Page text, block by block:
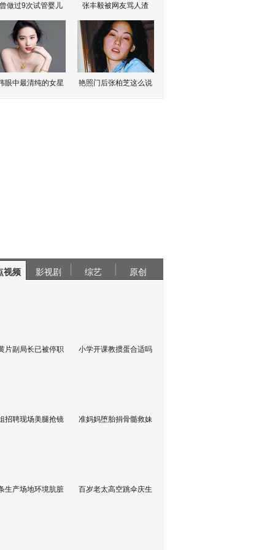
做过9次试管婴儿 张丰毅被网友骂人渣
眼中最清纯的女星 艳照门后张柏芝这么说
视频 影视剧 综艺 原创
片副局长已被停职 小学开课教掼蛋合适吗
招聘现场美腿抢镜 准妈妈堕胎捐骨髓救妹
生产场地环境肮脏 百岁老太高空跳伞庆生